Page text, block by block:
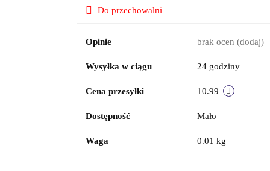
Do przechowalni
Opinie brak ocen (dodaj)
Wysyłka w ciągu 24 godziny
Cena przesyłki 10.99
Dostępność Mało
Waga 0.01 kg